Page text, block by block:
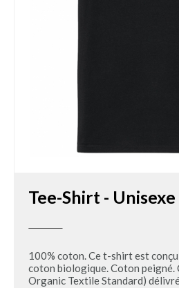
Tee-Shirt -
100% coton. Ce t-shirt est
coton biologique. Coton peigné.
Organic Textile Standard)